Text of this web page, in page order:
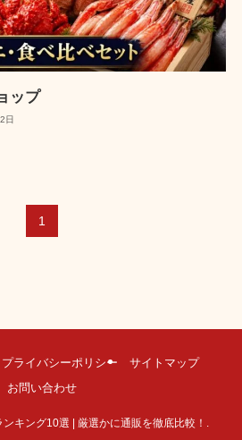
ップ
日
1
プライバシーポリシー
サイトマップ
お問い合わせ
キング10選 | 厳選かに通販を徹底比較！.